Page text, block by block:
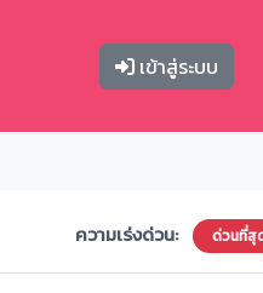
เข้าสู่ระบบ
ความเร่งด่วน: ด่วนที่สุ